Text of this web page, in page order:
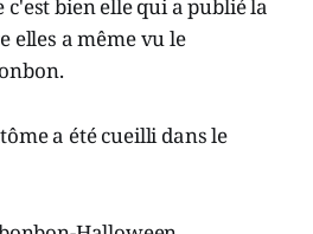
bien elle qui a publié la
elles a même vu le
a été cueilli dans le